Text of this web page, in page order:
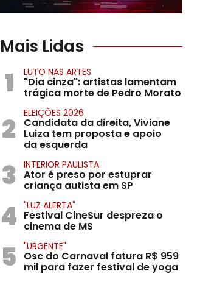
Mais Lidas
1 LUTO NAS ARTES
"Dia cinza": artistas lamentam
trágica morte de Pedro Morato
2 ELEIÇÕES 2026
Candidata da direita, Viviane
Luiza tem proposta e apoio
da esquerda
3 INTERIOR PAULISTA
Ator é preso por estuprar
criança autista em SP
4 "LUZ ALERTA"
Festival CineSur despreza o
cinema de MS
5 "URGENTE"
Osc do Carnaval fatura R$ 959
mil para fazer festival de yoga